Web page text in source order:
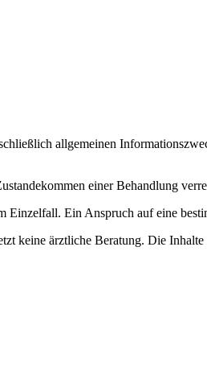
allgemeinen
einer Behandlung
Ein Anspruch auf eine
keine ärztliche Beratung. Die